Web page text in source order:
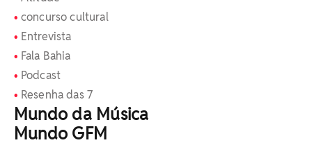
concurso cultural
Entrevista
Fala Bahia
Podcast
Resenha das 7
Mundo da Música
Mundo GFM